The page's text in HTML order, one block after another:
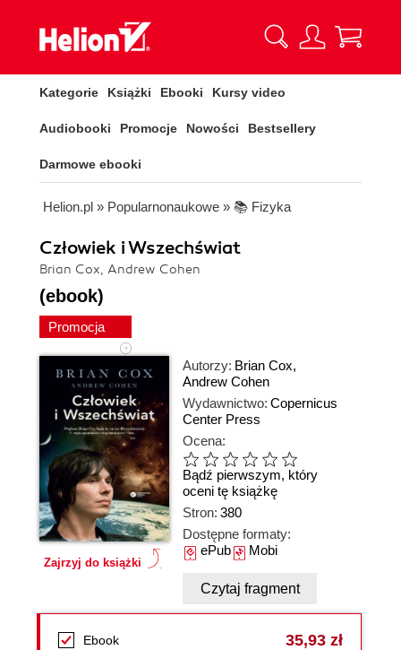
Kategorie Książki Ebooki Kursy video
Audiobooki Promocje Nowości Bestsellery
Darmowe ebooki
Helion.pl » Popularnonaukowe » 📚 Fizyka
Człowiek i Wszechświat
Brian Cox, Andrew Cohen
(ebook)
Promocja
Zajrzyj do książki
Autorzy: Brian Cox,
Andrew Cohen
Wydawnictwo: Copernicus
Center Press
Ocena:
Bądź pierwszym, który
oceni tę książkę
Stron: 380
Dostępne formaty:
ePubMobi
Czytaj fragment
Ebook 35,93 zł